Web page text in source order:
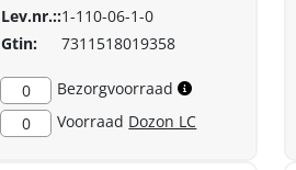
Lev.nr.::1-110-06-1-0
Gtin:
7311518019358
0
Bezorgvoorraad
0
Voorraad Dozon LC